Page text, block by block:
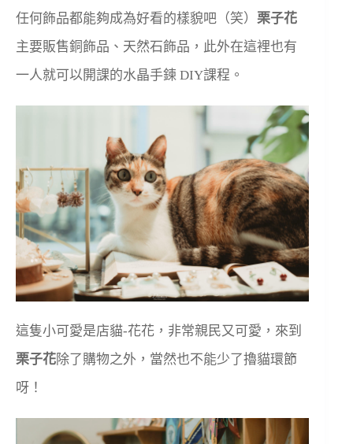
任何飾品都能夠成為好看的樣貌吧（笑） 栗子花
主要販售銅飾品、天然石飾品，此外在這裡也有
一人就可以開課的水晶手鍊 DIY課程。
這隻小可愛是店貓-花花，非常親民又可愛，來到
栗子花除了購物之外，當然也不能少了擼貓環節
呀！